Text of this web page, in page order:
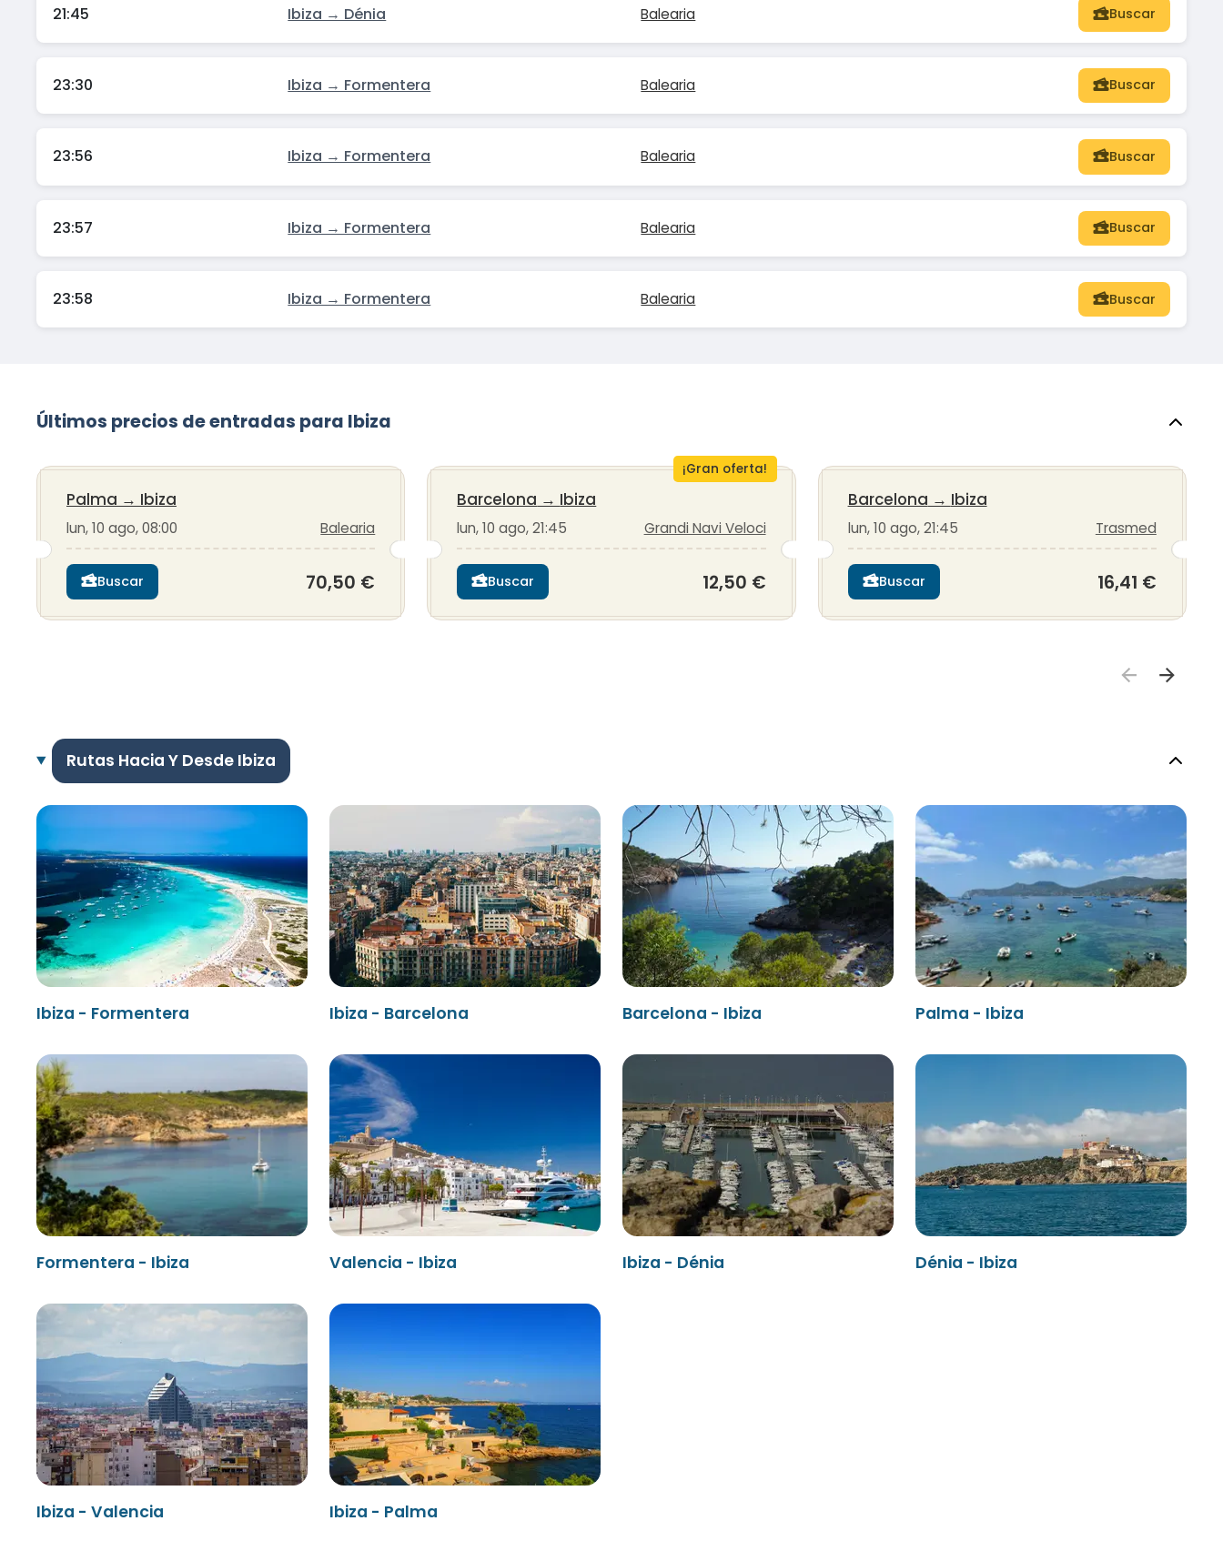
21:45 Ibiza → Dénia Balearia Buscar
23:30 Ibiza → Formentera Balearia Buscar
23:56 Ibiza → Formentera Balearia Buscar
23:57 Ibiza → Formentera Balearia Buscar
23:58 Ibiza → Formentera Balearia Buscar
Últimos precios de entradas para Ibiza
Palma → Ibiza
lun, 10 ago, 08:00 Balearia
Buscar 70,50 €
¡Gran oferta!
Barcelona → Ibiza
lun, 10 ago, 21:45 Grandi Navi Veloci
Buscar 12,50 €
Barcelona → Ibiza
lun, 10 ago, 21:45 Trasmed
Buscar 16,41 €
Rutas Hacia Y Desde Ibiza
Ibiza - Formentera Ibiza - Barcelona Barcelona - Ibiza Palma - Ibiza
Formentera - Ibiza Valencia - Ibiza Ibiza - Dénia Dénia - Ibiza
Ibiza - Valencia Ibiza - Palma